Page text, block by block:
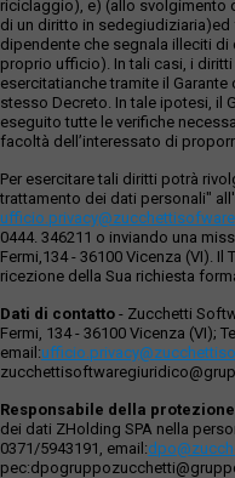
metri, destinata
inizio dalla via Vicinale S.
guardando il terreno dalla
confine con la proprietà
costituita servitù
elettrodotto, fognatura,
di trascrizione reg. part.
espressamente
esecuzione ancorché
tutto come meglio
descritto nell’elaborato
problematica e/o
evidenziato e meglio
nell’elaborato peritale
vincoli, oneri, servitù e/o
gli oneri e costi che
delle intestazioni
cura e spese
riciclaggio), e) (allo svolgimento
di un diritto in sedegiudiziaria)ed
dipendente che segnala illeciti
proprio ufficio). In tali casi, i
esercitatianche tramite il
stesso Decreto. In tale ipotesi, il
eseguito tutte le verifiche
facoltà dell’interessato di
Per esercitare tali diritti potrà
trattamento dei dati personali"
0444. 346211 o inviando una
Fermi,134 - 36100 Vicenza (VI).
ricezione della Sua richiesta
Dati di contatto - Zucchetti
Fermi, 134 - 36100 Vicenza (VI);
email:
Responsabile della
dei dati ZHolding SPA nella
0371/5943191, email: